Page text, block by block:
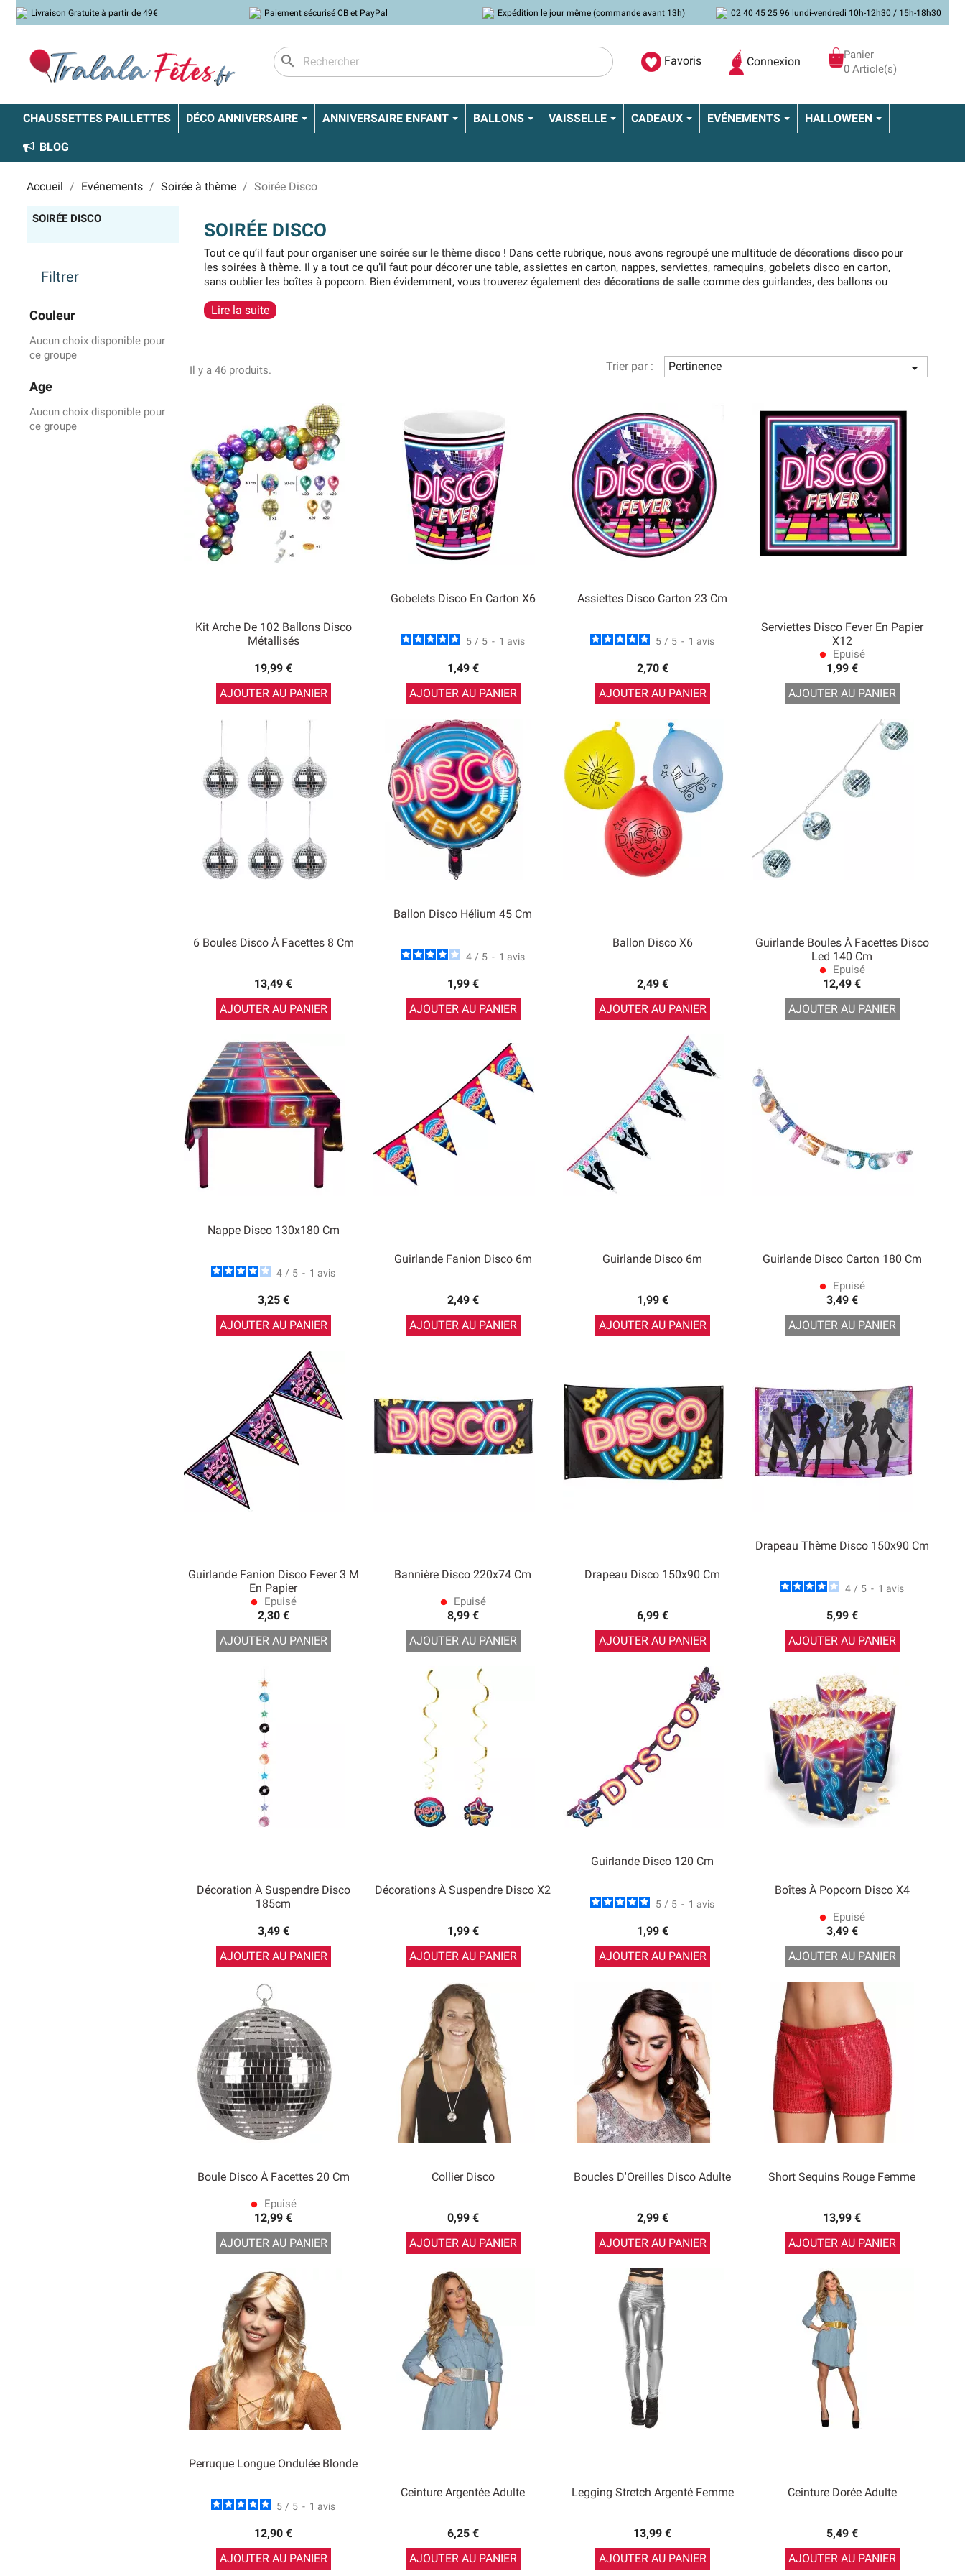
Livraison Gratuite à partir de 49€ Paiement sécurisé CB et PayPal Expédition le jour même (commande avant 13h) 02 40 45 25 96 lundi-vendredi 10h-12h30 / 15h-18h30
search Favoris Connexion
Panier
0 Article(s)
CHAUSSETTES PAILLETTES DÉCO ANNIVERSAIRE ANNIVERSAIRE ENFANT BALLONS VAISSELLE CADEAUX EVÉNEMENTS HALLOWEEN
BLOG
Accueil Evénements Soirée à thème Soirée Disco
SOIRÉE DISCO
Filtrer
Couleur
Aucun choix disponible pour
ce groupe
Age
Aucun choix disponible pour
ce groupe
SOIRÉE DISCO
Tout ce qu’il faut pour organiser une soirée sur le thème disco! Dans cette rubrique, nous avons regroupé une multitude de décorations discopour
les soirées à thème. Il y a tout ce qu’il faut pour décorer une table, assiettes en carton, nappes, serviettes, ramequins, gobelets disco en carton,
sans oublier les boîtes à popcorn. Bien évidemment, vous trouverez également des décorations de sallecomme des guirlandes, des ballons ou
Lire la suite
Il y a 46 produits. Trier par : Pertinence 
Kit Arche De 102 Ballons Disco
Métallisés
19,99 €
AJOUTER AU PANIER
Gobelets Disco En Carton X6
5 / 5 - 1 avis
1,49 €
AJOUTER AU PANIER
Assiettes Disco Carton 23 Cm
5 / 5 - 1 avis
2,70 €
AJOUTER AU PANIER
Serviettes Disco Fever En Papier
X12
lens Epuisé
1,99 €
AJOUTER AU PANIER
6 Boules Disco À Facettes 8 Cm
13,49 €
AJOUTER AU PANIER
Ballon Disco Hélium 45 Cm
4 / 5 - 1 avis
1,99 €
AJOUTER AU PANIER
Ballon Disco X6
2,49 €
AJOUTER AU PANIER
Guirlande Boules À Facettes Disco
Led 140 Cm
lens Epuisé
12,49 €
AJOUTER AU PANIER
Nappe Disco 130x180 Cm
4 / 5 - 1 avis
3,25 €
AJOUTER AU PANIER
Guirlande Fanion Disco 6m
2,49 €
AJOUTER AU PANIER
Guirlande Disco 6m
1,99 €
AJOUTER AU PANIER
Guirlande Disco Carton 180 Cm
lens Epuisé
3,49 €
AJOUTER AU PANIER
Guirlande Fanion Disco Fever 3 M
En Papier
lens Epuisé
2,30 €
AJOUTER AU PANIER
Bannière Disco 220x74 Cm
lens Epuisé
8,99 €
AJOUTER AU PANIER
Drapeau Disco 150x90 Cm
6,99 €
AJOUTER AU PANIER
Drapeau Thème Disco 150x90 Cm
4 / 5 - 1 avis
5,99 €
AJOUTER AU PANIER
Décoration À Suspendre Disco
185cm
3,49 €
AJOUTER AU PANIER
Décorations À Suspendre Disco X2
1,99 €
AJOUTER AU PANIER
Guirlande Disco 120 Cm
5 / 5 - 1 avis
1,99 €
AJOUTER AU PANIER
Boîtes À Popcorn Disco X4
lens Epuisé
3,49 €
AJOUTER AU PANIER
Boule Disco À Facettes 20 Cm
lens Epuisé
12,99 €
AJOUTER AU PANIER
Collier Disco
0,99 €
AJOUTER AU PANIER
Boucles D'Oreilles Disco Adulte
2,99 €
AJOUTER AU PANIER
Short Sequins Rouge Femme
13,99 €
AJOUTER AU PANIER
Perruque Longue Ondulée Blonde
5 / 5 - 1 avis
12,90 €
AJOUTER AU PANIER
Ceinture Argentée Adulte
6,25 €
AJOUTER AU PANIER
Legging Stretch Argenté Femme
13,99 €
AJOUTER AU PANIER
Ceinture Dorée Adulte
5,49 €
AJOUTER AU PANIER